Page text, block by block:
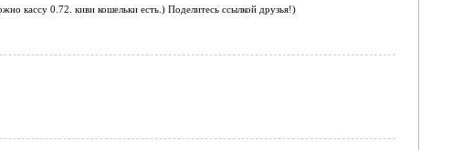
кассу 0.72. киви кошельки есть.) Поделитесь ссылкой друзья!)